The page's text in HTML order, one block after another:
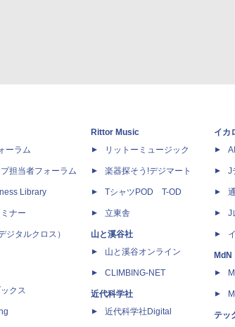
ーラム
担当者フォーラム
Library
ナー
ジタルクロス）
クス
Rittor Music
リットーミュージック
楽器探そう!デジマート
TシャツPOD T-OD
立東舎
山と溪谷社
山と溪谷オンライン
CLIMBING-NET
近代科学社
近代科学社Digital
イカ
J
J
MdN
テッ